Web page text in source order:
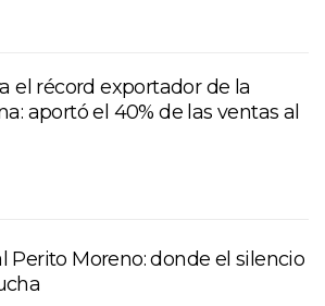
el récord exportador de la
aportó el 40% de las ventas al
Perito Moreno: donde el silencio